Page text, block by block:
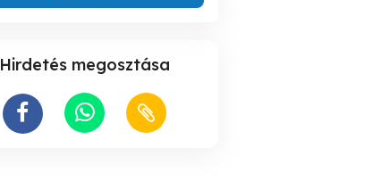
Hirdetés megosztása